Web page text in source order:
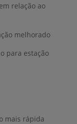
relação ao
melhorado
para estação
mais rápida